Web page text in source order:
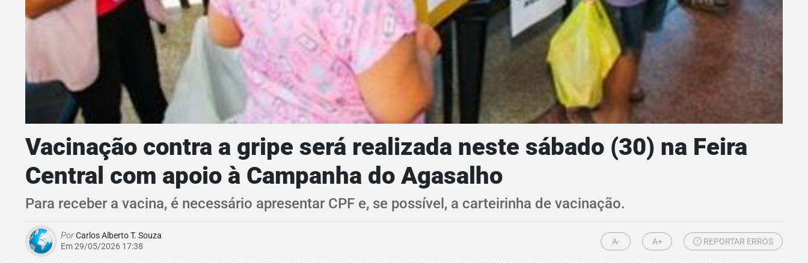
Vacinação contra a gripe será realizada neste sábado (30) na Feira
Central com apoio à Campanha do Agasalho
Para receber a vacina, é necessário apresentar CPF e, se possível, a carteirinha de vacinação.
PorCarlos Alberto T. Souza
Em 29/05/2026 17:38
A- A+ REPORTAR ERROS